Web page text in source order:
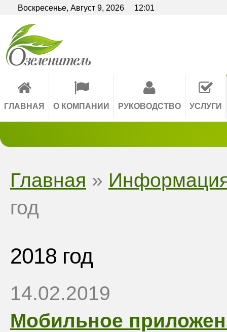
Версия для слабовидящих:
Вкл
Размер шрифта:
Воскресенье, Август 9, 2026 12:01
ГЛАВНАЯ О КОМПАНИИ РУКОВОДСТВО УСЛУГИ
Главная »
год
2018 год
14.02.2019
Мобильное